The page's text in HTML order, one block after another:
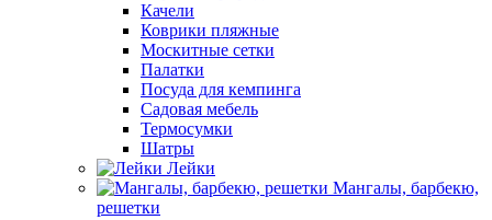
Качели
Коврики пляжные
Москитные сетки
Палатки
Посуда для кемпинга
Садовая мебель
Термосумки
Шатры
Лейки
Мангалы, барбекю,
решетки